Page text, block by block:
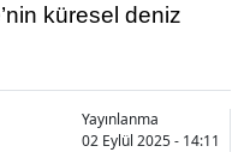
küresel deniz
Yayınlanma
02 Eylül 2025 - 14:11